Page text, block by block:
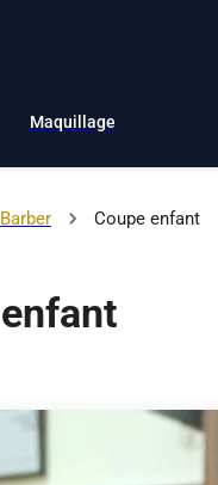
Maquillage
Coupe enfant